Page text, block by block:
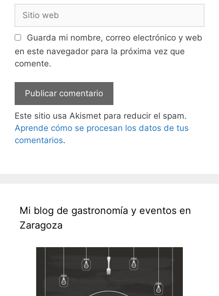
web
Guarda mi nombre, correo electrónico y web
en este navegador para la próxima vez que
comente.
Este sitio usa Akismet para reducir el spam.
Aprende cómo se procesan los datos de tus
comentarios.
Mi blog de gastronomía y eventos en
Zaragoza